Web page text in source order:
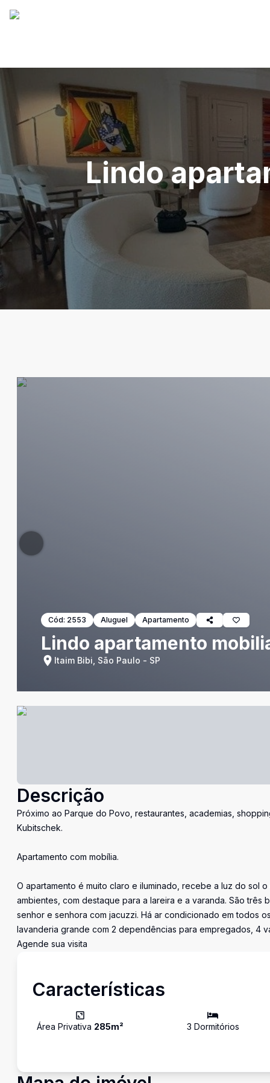
Lindo
Cód: 2553 Aluguel Apartamento
Lindo apartamento
Itaim Bibi, São Paulo - SP
Descrição
Próximo ao Parque do Povo, restaurantes, academias,
Kubitschek.
Apartamento com mobília.
O apartamento é muito claro e iluminado, recebe a luz do sol
ambientes, com destaque para a lareira e a varanda. São
senhor e senhora com jacuzzi. Há ar condicionado em todos
lavanderia grande com 2 dependências para empregados, 4
Agende sua visita
Características
Área Privativa 285m² 3 Dormitórios